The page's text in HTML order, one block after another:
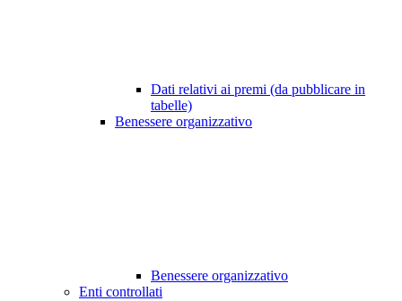
Dati relativi ai premi (da pubblicare in
tabelle)
Benessere organizzativo
Benessere organizzativo
Enti controllati